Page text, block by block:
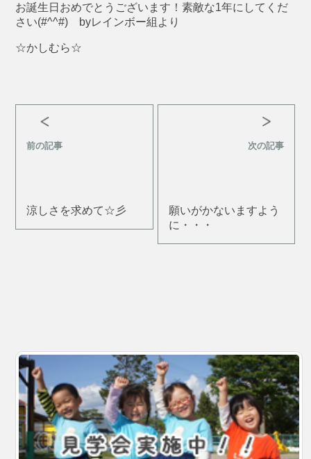
お誕生日おめでとうございます！素敵な1年にしてくだ
さい(#^^#) byレインボー組より
☆かしむら☆
前の記事
涼しさを求めて☆彡
次の記事
願いがかないますよう
に・・・